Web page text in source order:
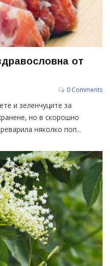
от
0 Comments
и зеленчуците за
но в скорошно
няколко поп...